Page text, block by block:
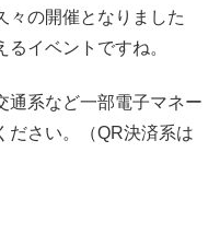
々の開催となりました
イベントですね。
通系など一部電子マネー
ださい。（QR決済系は